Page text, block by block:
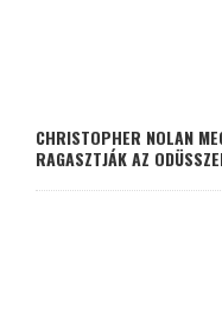
CHRISTOPHER NOLAN
RAGASZTJÁK AZ